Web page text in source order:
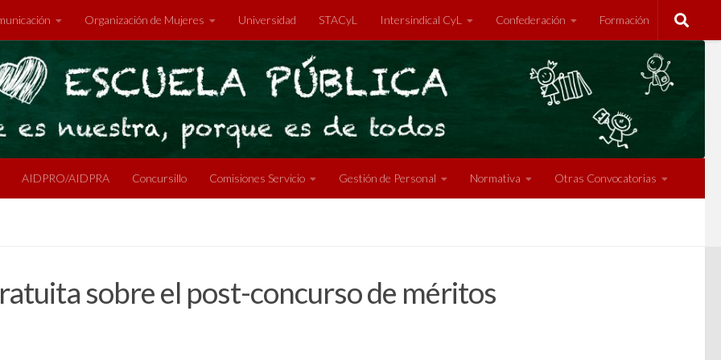
Organización de Mujeres Universidad STACyL Intersindical CyL Confederación Formación
AIDPRO/AIDPRA Concursillo Comisiones Servicio Gestión de Personal Normativa Otras Convocatorias
sobre el post-concurso de méritos